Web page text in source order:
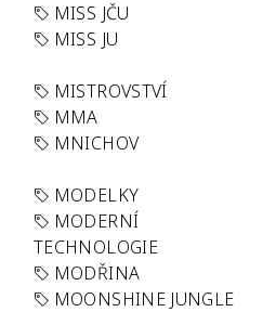
MISS JČU
MISS JU
MISTROVSTVÍ
MMA
MNICHOV
MODELKY
MODERNÍ
TECHNOLOGIE
MODŘINA
MOONSHINE JUNGLE